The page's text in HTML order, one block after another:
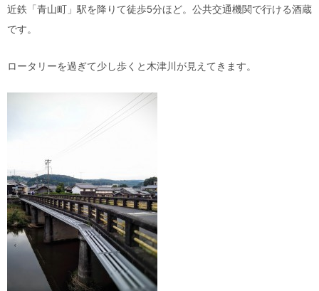
近鉄「青山町」駅を降りて徒歩5分ほど。公共交通機関で行ける酒蔵
です。
ロータリーを過ぎて少し歩くと木津川が見えてきます。